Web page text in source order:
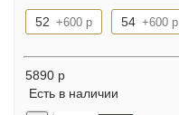
52 +600 р 54 +600 р
5890 р
Есть в наличии